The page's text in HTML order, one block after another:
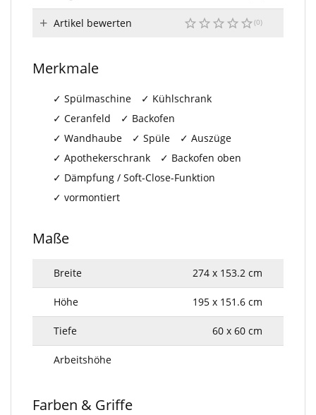
Artikel bewerten
Merkmale
Spülmaschine
Kühlschrank
Ceranfeld
Backofen
Wandhaube
Spüle
Auszüge
Apothekerschrank
Backofen oben
Dämpfung / Soft-Close-Funktion
vormontiert
Maße
Breite 274 x 153.2 cm
Höhe 195 x 151.6 cm
Tiefe 60 x 60 cm
Arbeitshöhe
Farben & Griffe